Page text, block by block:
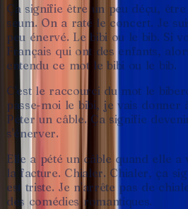
Ça signifie être un peu déçu, être
seum. On a raté le concert. Je
peu énervé. Le bibi ou le bib. Si
Français qui ont des enfants,
entendu ce mot le bibi ou le bib.
C'est le raccourci du mot le
passe-moi le bibi, je vais donner
Péter un câble. Ça signifie
s'énerver.
Elle a pété un câble quand elle a
la facture. Chialer. Chialer, ça
est triste. Je n'arrête pas de
des comédies romantiques.